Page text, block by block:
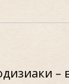
–